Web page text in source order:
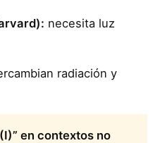
necesita luz
radiación y
en contextos no